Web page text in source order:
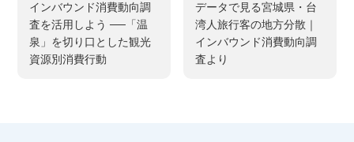
インバウンド消費動向調
査を活用しよう ──「温
泉」を切り口とした観光
資源別消費行動
データで見る宮城県・台
湾人旅行客の地方分散｜
インバウンド消費動向調
査より